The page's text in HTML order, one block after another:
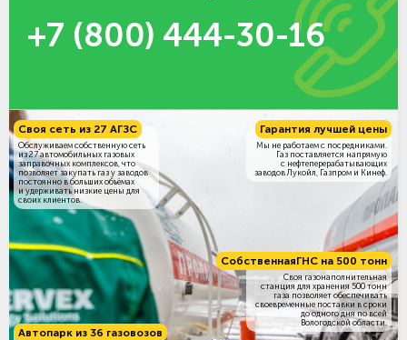
+7 (800) 444-30-16
СобственнаяГНС на 500 тонн
Своя газонаполнительная
станция для хранения 500 тонн
газа позволяет обеспечивать
своевременные поставки в сроки
до одного дня по всей
Вологодской области.
Своя сеть из 27 АГЗС
Обслуживаем собственную сеть
из 27 автомобильных газовых
заправочных комплексов, что
позволяет закупать газ у заводов
постоянно в больших объёмах
и удерживать низкие цены для
своих клиентов.
Гарантия лучшей цены
Мы не работаем с посредниками.
Газ поставляется напрямую
с нефтеперерабатывающих
заводов Лукойл, Газпром и Кинеф.
Автопарк из 36 газовозов